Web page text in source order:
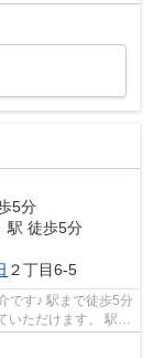
5分
駅 徒歩5分
２丁目6-5
です♪ 駅まで徒歩5分
いただけます。 駅周